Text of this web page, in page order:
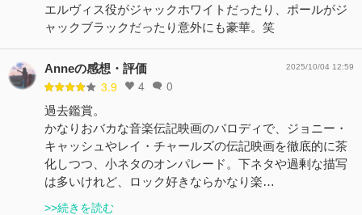
エルヴィス役がジャックホワイトだったり、ポールがジ
ャックブラックだったり意外にも豪華。笑
Anneの感想・評価
3.9 4 0
2025/10/04 12:59
過去鑑賞。
かなりおバカな音楽伝記映画のパロディで、ジョニー・
キャッシュやレイ・チャールズの伝記映画を徹底的に茶
化しつつ、小ネタのオンパレード。下ネタや過剰な描写
は多いけれど、ロック好きならかなり楽…
>>続きを読む